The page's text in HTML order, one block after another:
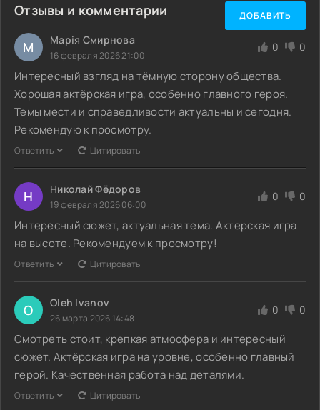
Отзывы и комментарии ДОБАВИТЬ
М Марія Смирнова
16 февраля 2026 21:00
0 0
Интересный взгляд на тёмную сторону общества.
Хорошая актёрская игра, особенно главного героя.
Темы мести и справедливости актуальны и сегодня.
Рекомендую к просмотру.
Ответить Цитировать
Н Николай Фёдоров
19 февраля 2026 06:00
0 0
Интересный сюжет, актуальная тема. Актерская игра
на высоте. Рекомендуем к просмотру!
Ответить Цитировать
O Oleh Ivanov
26 марта 2026 14:48
0 0
Смотреть стоит, крепкая атмосфера и интересный
сюжет. Актёрская игра на уровне, особенно главный
герой. Качественная работа над деталями.
Ответить Цитировать